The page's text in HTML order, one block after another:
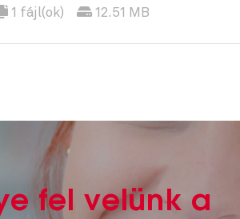
1 fájl(ok) 12.51 MB
fel velünk a